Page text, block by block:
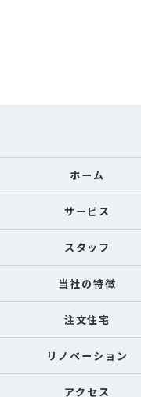
ホーム
サービス
スタッフ
当社の特徴
注文住宅
リノベーション
アクセス